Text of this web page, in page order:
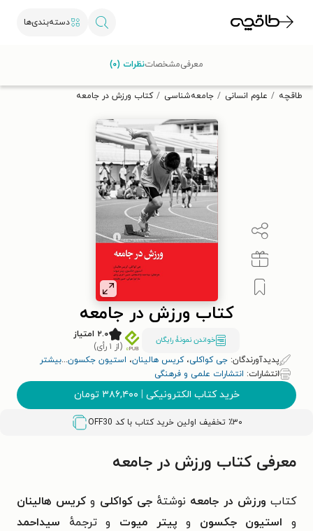
دسته‌بندی‌ها
تخفیف از طاقچه دریافت کن.
طاقچه علوم انسانی جامعه‌شناسی کتاب ورزش در جامعه
کتاب ورزش در جامعه
خواندن نمونۀ رایگان
۲.۰ امتیاز
(از ۱ رأی)
پدیدآورندگان: جی کواکلی،کریس هالینان، استیون جکسون...بیشتر
انتشارات: انتشارات علمی و فرهنگی
خرید کتاب الکترونیکی | ۳۸۶,۴۰۰ تومان
٪۳۰ تخفیف اولین خرید کتاب با کد OFF30
معرفیمشخصاتنظرات (۰)
معرفی کتاب ورزش در جامعه
کتابورزش در جامعه نوشتهٔ جی کواکلی وکریس هالینان
و استیون جکسون و پیتر میوت و ترجمهٔ سیداحمد